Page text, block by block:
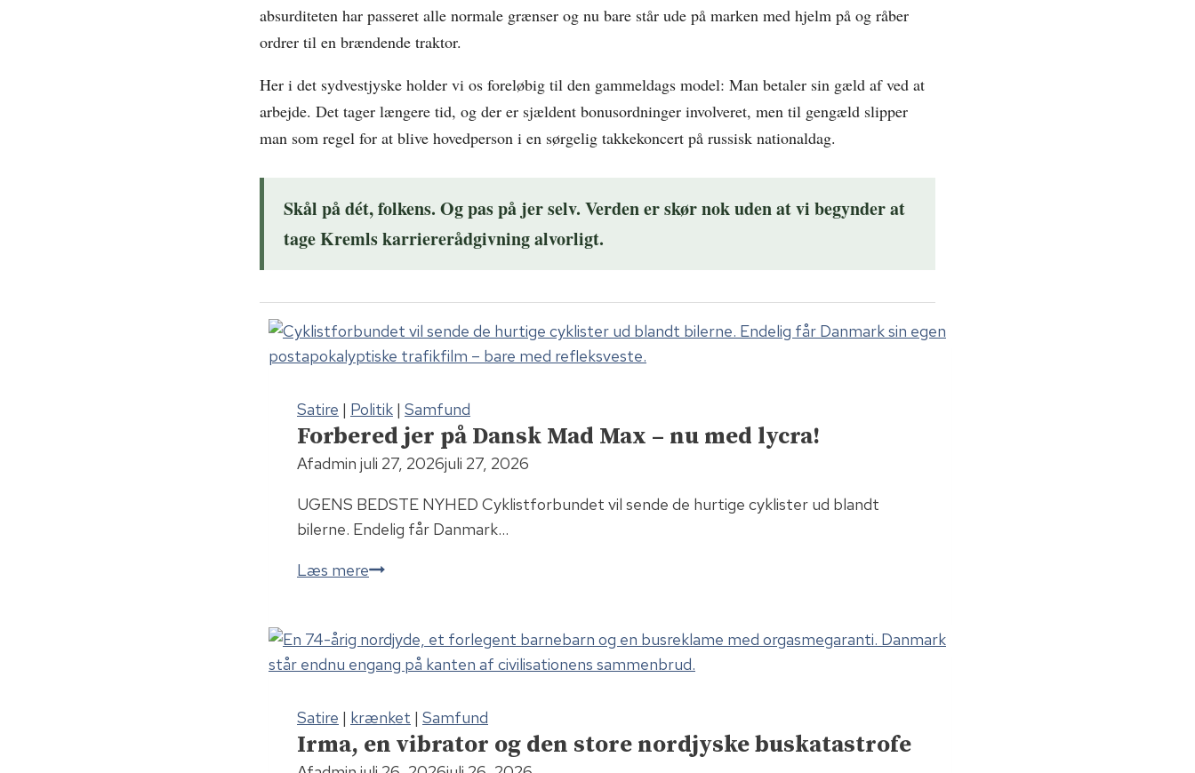
absurditeten har passeret alle normale grænser og nu bare står ude på marken med hjelm på og råber
ordrer til en brændende traktor.
Her i det sydvestjyske holder vi os foreløbig til den gammeldags model: Man betaler sin gæld af ved at
arbejde. Det tager længere tid, og der er sjældent bonusordninger involveret, men til gengæld slipper
man som regel for at blive hovedperson i en sørgelig takkekoncert på russisk nationaldag.
Skål på dét, folkens. Og pas på jer selv. Verden er skør nok uden at vi begynder at
tage Kremls karriererådgivning alvorligt.
Satire | Politik | Samfund
Forbered jer på Dansk Mad Max – nu med lycra!
Afadmin juli 27, 2026juli 27, 2026
UGENS BEDSTE NYHED Cyklistforbundet vil sende de hurtige cyklister ud blandt
bilerne. Endelig får Danmark…
Læs mereF
b
e
e
d
j
Satire | krænket | Samfund
Irma, en vibrator og den store nordjyske buskatastrofe